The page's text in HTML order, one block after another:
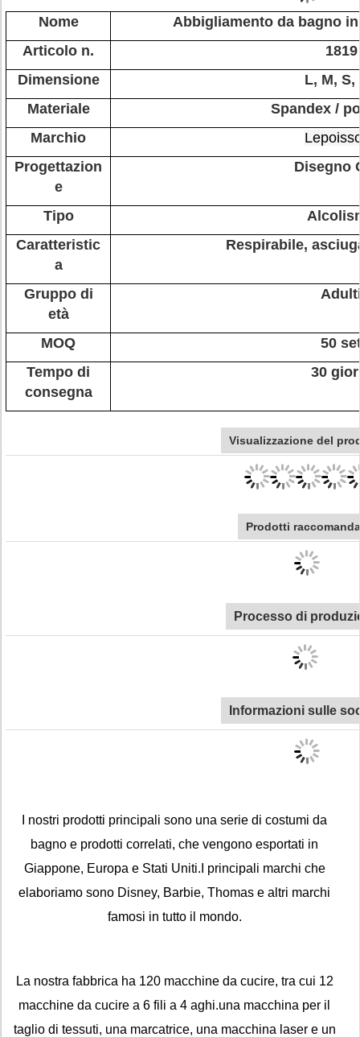
Nome
Abbigliamento da bagno
Articolo n.
1819
Dimensione
L, M, S,
Materiale
Spandex /
Marchio
Progettazion
e
Disegno
Tipo
Caratteristic
a
Respirabile,
Gruppo di
età
MOQ
50
Tempo di
consegna
30
Visualizzazione del
Prodotti
Processo di
Informazioni sulle
I nostri prodotti principali sono una serie di costumi da
bagno e prodotti correlati, che vengono esportati in
Giappone, Europa e Stati Uniti.I principali marchi che
elaboriamo sono Disney, Barbie, Thomas e altri marchi
famosi in tutto il mondo.
La nostra fabbrica ha 120 macchine da cucire, tra cui 12
macchine da cucire a 6 fili a 4 aghi.una macchina per il
taglio di tessuti, una marcatrice, una macchina laser e un